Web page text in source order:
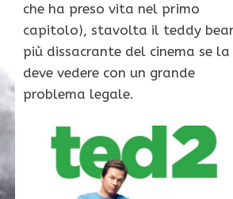
che ha preso vita nel primo
capitolo), stavolta il teddy
più dissacrante del cinema se la
deve vedere con un grande
problema legale.